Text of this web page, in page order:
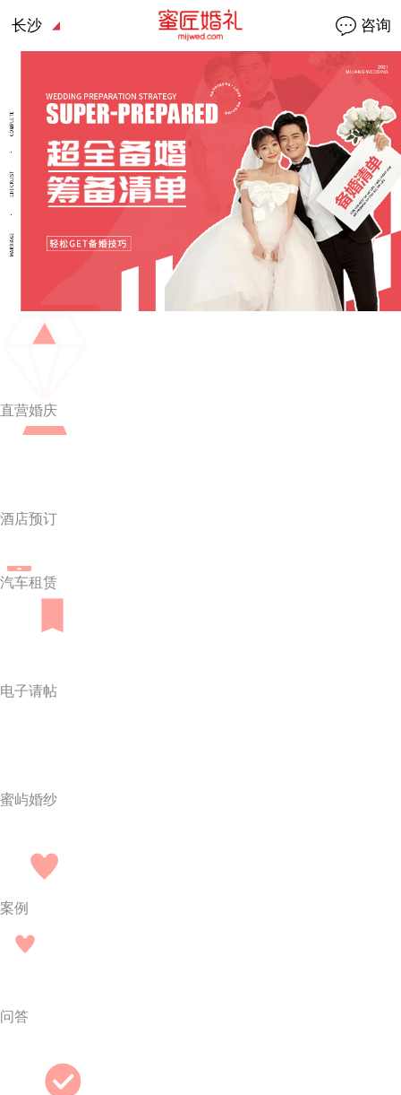
长沙 咨询
直营婚庆
酒店预订
汽车租赁
电子请帖
蜜屿婚纱
案例
问答